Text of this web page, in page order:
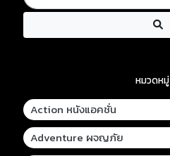
หมวดหมู่
Action หนังแอคชั่น
Adventure ผจญภัย